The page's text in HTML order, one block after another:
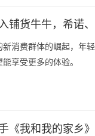
铺货牛牛，希诺
新消费群体的崛起，年
享受更多的体验。
《我和我的家乡